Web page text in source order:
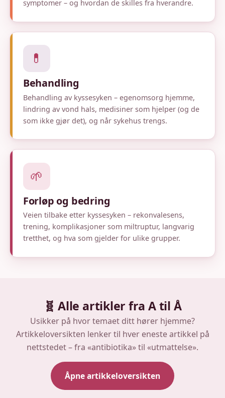
symptomer – og hvordan de skilles fra hverandre.
💊
Behandling
Behandling av kyssesyken – egenomsorg hjemme,
lindring av vond hals, medisiner som hjelper (og de
som ikke gjør det), og når sykehus trengs.
🌱
Forløp og bedring
Veien tilbake etter kyssesyken – rekonvalesens,
trening, komplikasjoner som miltruptur, langvarig
tretthet, og hva som gjelder for ulike grupper.
🧬 Alle artikler fra A til Å
Usikker på hvor temaet ditt hører hjemme?
Artikkeloversikten lenker til hver eneste artikkel på
nettstedet – fra «antibiotika» til «utmattelse».
Åpne artikkeloversikten